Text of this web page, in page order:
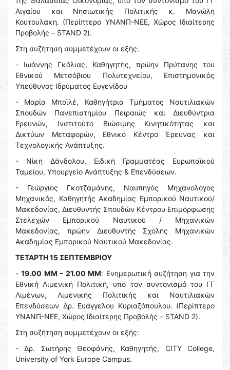
Αιγαίου και Νησιωτικής Πολιτικής κ. Μανώλη
Κουτουλάκη. (Περίπτερο ΥΝΑΝΠ-ΝΕΕ, Χώρος Ιδιαίτερης
Προβολής – STAND 2).
Στη συζήτηση συμμετέχουν οι εξής:
- Ιωάννης Γκόλιας, Καθηγητής, πρώην Πρύτανης του
Εθνικού Μετσόβιου Πολυτεχνείου, Επιστημονικός
Υπεύθυνος Ιδρύματος Ευγενίδου
- Μαρία Μποϊλέ, Καθηγήτρια Τμήματος Ναυτιλιακών
Σπουδών Πανεπιστημίου Πειραιώς και Διευθύντρια
Ερευνών, Ινστιτούτο Βιώσιμης Κινητικότητας και
Δικτύων Μεταφορών, Εθνικό Κέντρο Έρευνας και
Τεχνολογικής Ανάπτυξης.
- Νίκη Δάνδολου, Ειδική Γραμματέας Ευρωπαϊκού
Ταμείου, Υπουργείο Ανάπτυξης & Επενδύσεων.
- Γεώργιος Γκοτζαμάνης, Ναυπηγός Μηχανολόγος
Μηχανικός, Καθηγητής Ακαδημίας Εμπορικού Ναυτικού/
Μακεδονίας, Διευθυντής Σπουδών Κέντρου Επιμόρφωσης
Στελεχών Εμπορικού Ναυτικού / Μηχανικών
Μακεδονίας, πρώην Διευθυντής Σχολής Μηχανικών
Ακαδημίας Εμπορικού Ναυτικού Μακεδονίας.
ΤΕΤΑΡΤΗ 15 ΣΕΠΤΕΜΒΡΙΟΥ
-19.00 ΜΜ – 21.00 ΜΜ: Ενημερωτική συζήτηση για την
Εθνική Λιμενική Πολιτική, υπό τον συντονισμό του ΓΓ
Λιμένων, Λιμενικής Πολιτικής και Ναυτιλιακών
Επενδύσεων Δρ. Ευάγγελου Κυριαζόπουλου. (Περίπτερο
ΥΝΑΝΠ-ΝΕΕ, Χώρος Ιδιαίτερης Προβολής – STAND 2).
Στη συζήτηση συμμετέχουν οι εξής:
- Δρ. Σωτήρης Θεοφάνης, Καθηγητής, CITY College,
University of York Europe Campus.